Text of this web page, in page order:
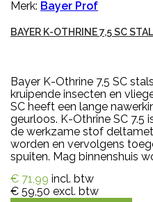
Merk: Bayer Prof
BAYER K-OTHRINE 7,5 SC
Bayer K-Othrine 7,5 SC
kruipende insecten en
SC heeft een lange
geurloos. K-Othrine SC 7.5
de werkzame stof
worden en vervolgens
spuiten. Mag binnenshuis
€ 71,99 incl. btw
€ 59,50 excl. btw